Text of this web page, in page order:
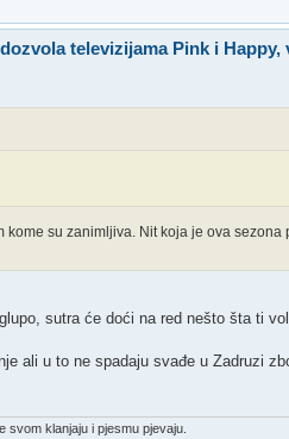
televizijama Pink i Happy,
kome su zanimljiva. Nit koja je ova
sutra će doći na red nešto šta ti
ali u to ne spadaju svađe u Zadruzi
svom klanjaju i pjesmu pjevaju.